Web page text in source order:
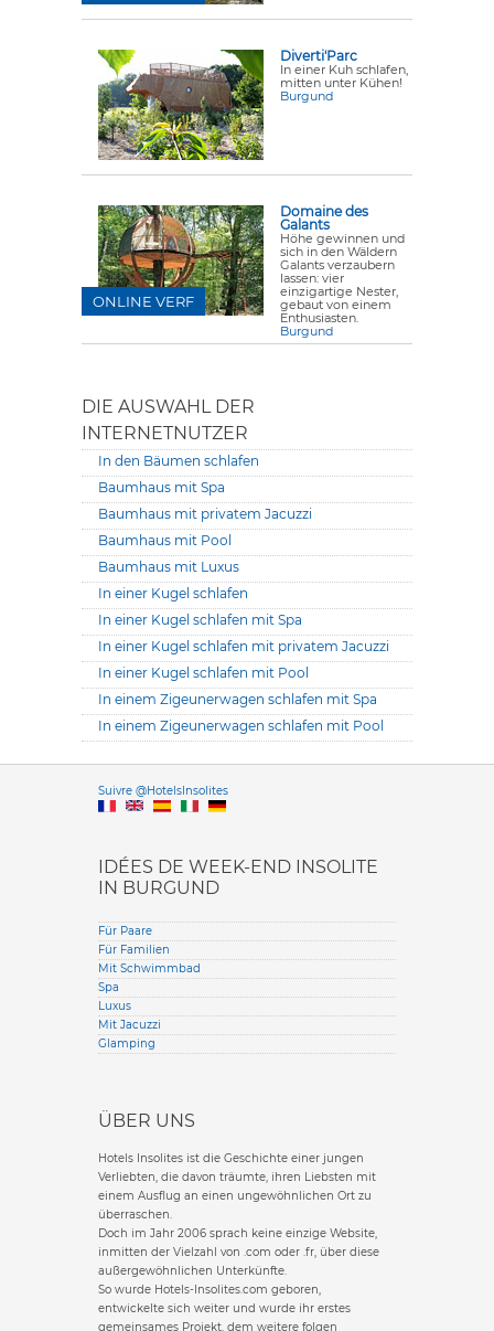
Diverti'Parc
In einer Kuh schlafen,
mitten unter Kühen!
Burgund
Domaine des
Galants
Höhe gewinnen und
sich in den Wäldern
Galants verzaubern
lassen: vier
einzigartige Nester,
gebaut von einem
Enthusiasten.
Burgund
ONLINE VERF
DIE AUSWAHL DER
INTERNETNUTZER
In den Bäumen schlafen
Baumhaus mit Spa
Baumhaus mit privatem Jacuzzi
Baumhaus mit Pool
Baumhaus mit Luxus
In einer Kugel schlafen
In einer Kugel schlafen mit Spa
In einer Kugel schlafen mit privatem Jacuzzi
In einer Kugel schlafen mit Pool
In einem Zigeunerwagen schlafen mit Spa
In einem Zigeunerwagen schlafen mit Pool
Suivre @HotelsInsolitesVersione
IDÉES DE WEEK-END INSOLITE
IN BURGUND
Für Paare
Für Familien
Mit Schwimmbad
Spa
Luxus
Mit Jacuzzi
Glamping
ÜBER UNS
Hotels Insolites ist die Geschichte einer jungen
Verliebten, die davon träumte, ihren Liebsten mit
einem Ausflug an einen ungewöhnlichen Ort zu
überraschen.
Doch im Jahr 2006 sprach keine einzige Website,
inmitten der Vielzahl von .com oder .fr, über diese
außergewöhnlichen Unterkünfte.
So wurde Hotels-Insolites.com geboren,
entwickelte sich weiter und wurde ihr erstes
gemeinsames Projekt, dem weitere folgen